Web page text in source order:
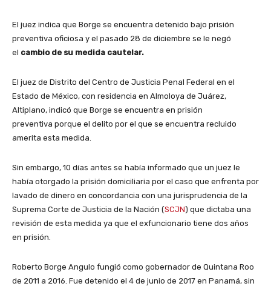
El juez indica que Borge se encuentra detenido bajo prisión
preventiva oficiosa y el pasado 28 de diciembre se le negó
el cambio de su medida cautelar.
El juez de Distrito del Centro de Justicia Penal Federal en el
Estado de México, con residencia en Almoloya de Juárez,
Altiplano, indicó que Borge se encuentra en prisión
preventiva porque el delito por el que se encuentra recluido
amerita esta medida.
Sin embargo, 10 días antes se había informado que un juez le
había otorgado la prisión domiciliaria por el caso que enfrenta por
lavado de dinero en concordancia con una jurisprudencia de la
Suprema Corte de Justicia de la Nación (SCJN) que dictaba una
revisión de esta medida ya que el exfuncionario tiene dos años
en prisión.
Roberto Borge Angulo fungió como gobernador de Quintana Roo
de 2011 a 2016. Fue detenido el 4 de junio de 2017 en Panamá, sin